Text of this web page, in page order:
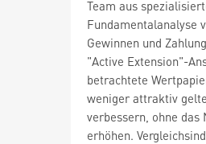
Team aus
Fundamentalanalyse
Gewinnen und
"Active Extension"-
betrachtete
weniger attraktiv
verbessern, ohne
erhöhen.